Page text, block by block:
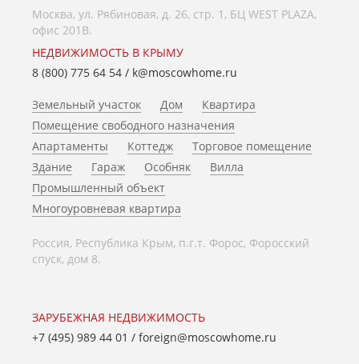
Москва, ул. Рябиновая, д. 26, стр. 1, БЦ WEST PLAZA,
офис 201В.
НЕДВИЖИМОСТЬ В КРЫМУ
8 (800) 775 64 54 / k@moscowhome.ru
Земельный участок Дом
Квартира
Помещение свободного назначения
Апартаменты
Коттедж
Торговое помещение
Здание
Гараж Особняк
Вилла
Промышленный объект
Многоуровневая квартира
Россия, Республика Крым, п.г.т. Форос, Форосский
спуск, дом 8.
ЗАРУБЕЖНАЯ НЕДВИЖИМОСТЬ
+7 (495) 989 44 01 / foreign@moscowhome.ru